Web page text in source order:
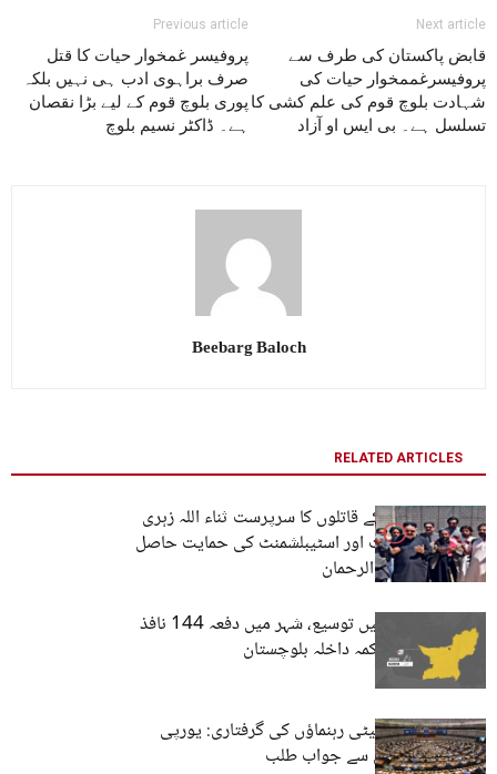
Previous article
پروفیسر غمخوار حیات کا قتل
صرف براہوی ادب ہی نہیں بلکہ
پوری بلوچ قوم کے لیے بڑا نقصان
ہے۔ ڈاکٹر نسیم بلوچ
Next article
قابض پاکستان کی طرف سے
پروفیسرغممخوار حیات کی
شہادت بلوچ قوم کی علم کشی کا
تسلسل ہے۔ بی ایس او آزاد
Beebarg Baloch
RELATED ARTICLES
اسمہ جتک والد کے قاتلوں کا سرپرست ثناء اللہ زہری
ہے، جسے حکومت اور اسٹیبلشمنٹ کی حمایت حاصل
ہے۔ مولانا ہدایت الرحمان
نوشکی: کرفیو میں توسیع، شہر میں دفعہ 144 نافذ
کردیا گیا ہے۔ محکمہ داخلہ بلوچستان
بلوچ یکجہتی کمیٹی رہنماؤں کی گرفتاری: یورپی
یونین کا پاکستان سے جواب طلب